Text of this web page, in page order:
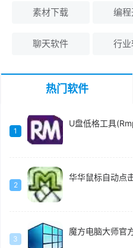
素材下载 编
聊天软件 行
热门软件
1
2
华华鼠标自动点
3
魔方电脑大师官